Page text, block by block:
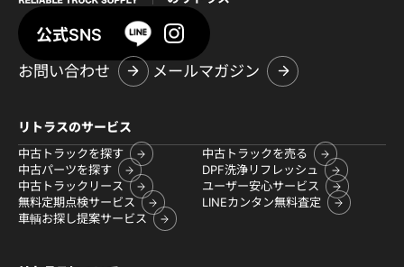
公式SNS
お問い合わせ
メールマガジン
リトラスのサービス
中古トラックを探す
中古トラックを売る
中古パーツを探す
DPF洗浄リフレッシュ
中古トラックリース
ユーザー安心サービス
無料定期点検サービス
LINEカンタン無料査定
車輌お探し提案サービス